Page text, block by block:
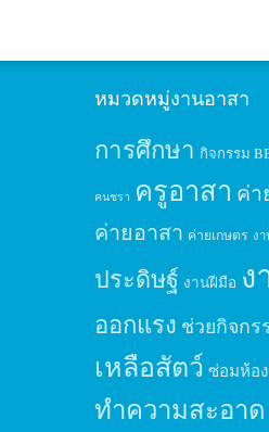
หมวดหมู่งานอาสา
การศึกษา กิจกรรม
คนชรา ครูอาสา ค่า
ค่ายอาสา ค่ายเกษตร ง
ประดิษฐ์ งานฝีมือ ง
ออกแรง ช่วยกิจกร
เหลือสัตว์ ซ่อมห้อ
ทำความสะอาด